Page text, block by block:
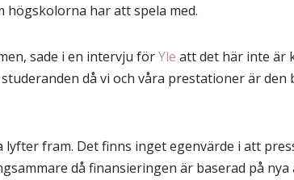
högskolorna har att spela med.
sade i en intervju förYle att det här inte är
då vi och våra prestationer är den
fram. Det finns inget egenvärde i att
då finansieringen är baserad på nya